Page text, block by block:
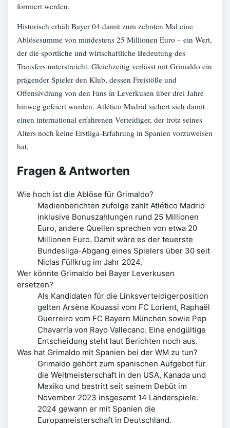
formiert werden.
Historisch erhält Bayer 04 damit zum zehnten Mal eine
Ablösesumme von mindestens 25 Millionen Euro – ein Wert,
der die sportliche und wirtschaftliche Bedeutung des
Transfers unterstreicht. Gleichzeitig verlässt mit Grimaldo ein
prägender Spieler den Klub, dessen Freistöße und
Offensivdrang von den Fans in Leverkusen über drei Jahre
hinweg gefeiert wurden. Atlético Madrid sichert sich damit
einen international erfahrenen Verteidiger, der trotz seines
Alters noch keine Erstliga-Erfahrung in Spanien vorzuweisen
hat.
Fragen & Antworten
Wie hoch ist die Ablöse für Grimaldo?
Medienberichten zufolge zahlt Atlético Madrid
inklusive Bonuszahlungen rund 25 Millionen
Euro, andere Quellen sprechen von etwa 20
Millionen Euro. Damit wäre es der teuerste
Bundesliga-Abgang eines Spielers über 30 seit
Niclas Füllkrug im Jahr 2024.
Wer könnte Grimaldo bei Bayer Leverkusen
ersetzen?
Als Kandidaten für die Linksverteidigerposition
gelten Arsène Kouassi vom FC Lorient, Raphaël
Guerreiro vom FC Bayern München sowie Pep
Chavarría von Rayo Vallecano. Eine endgültige
Entscheidung steht laut Berichten noch aus.
Was hat Grimaldo mit Spanien bei der WM zu tun?
Grimaldo gehört zum spanischen Aufgebot für
die Weltmeisterschaft in den USA, Kanada und
Mexiko und bestritt seit seinem Debüt im
November 2023 insgesamt 14 Länderspiele.
2024 gewann er mit Spanien die
Europameisterschaft in Deutschland.